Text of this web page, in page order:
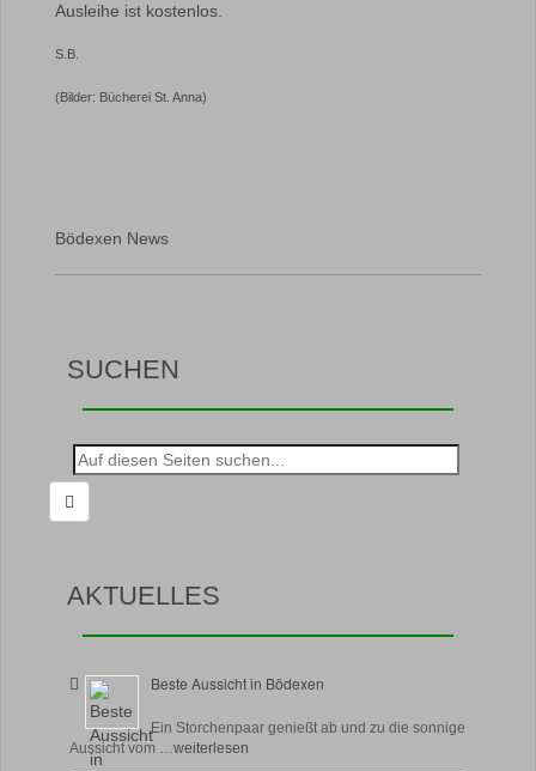
Ausleihe ist kostenlos.
S.B.
(Bilder: Bücherei St. Anna)
Bödexen News
SUCHEN
Suche
nach:
AKTUELLES
Beste Aussicht in Bödexen
Ein Storchenpaar genießt ab und zu die sonnige
Aussicht vom …weiterlesen